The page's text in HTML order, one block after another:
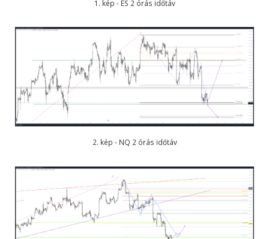
1. kép - ES 2 órás időtáv
2. kép - NQ 2 órás időtáv